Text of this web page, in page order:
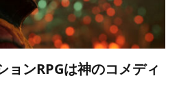
ョンRPGは神のコメディ